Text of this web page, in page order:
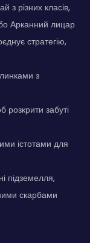
з різних класів,
Арканний лицар
стратегію,
з
розкрити забуті
істотами для
підземелля,
скарбами